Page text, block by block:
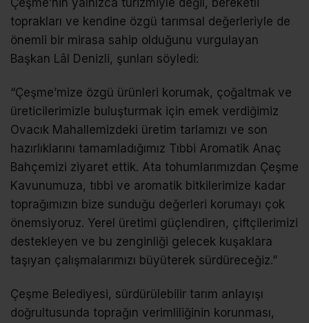
Çeşme’nin yalnızca turizmiyle değil, bereketli
toprakları ve kendine özgü tarımsal değerleriyle de
önemli bir mirasa sahip olduğunu vurgulayan
Başkan Lâl Denizli, şunları söyledi:
“Çeşme’mize özgü ürünleri korumak, çoğaltmak ve
üreticilerimizle buluşturmak için emek verdiğimiz
Ovacık Mahallemizdeki üretim tarlamızı ve son
hazırlıklarını tamamladığımız Tıbbi Aromatik Anaç
Bahçemizi ziyaret ettik. Ata tohumlarımızdan Çeşme
Kavunumuza, tıbbi ve aromatik bitkilerimize kadar
toprağımızın bize sunduğu değerleri korumayı çok
önemsiyoruz. Yerel üretimi güçlendiren, çiftçilerimizi
destekleyen ve bu zenginliği gelecek kuşaklara
taşıyan çalışmalarımızı büyüterek sürdüreceğiz.”
Çeşme Belediyesi, sürdürülebilir tarım anlayışı
doğrultusunda toprağın verimliliğinin korunması,